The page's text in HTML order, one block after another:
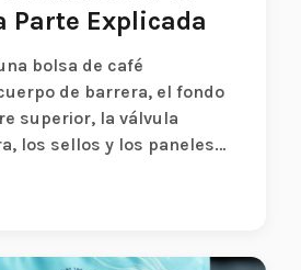
Parte Explicada
bolsa de café
de barrera, el fondo
superior, la válvula
los sellos y los paneles